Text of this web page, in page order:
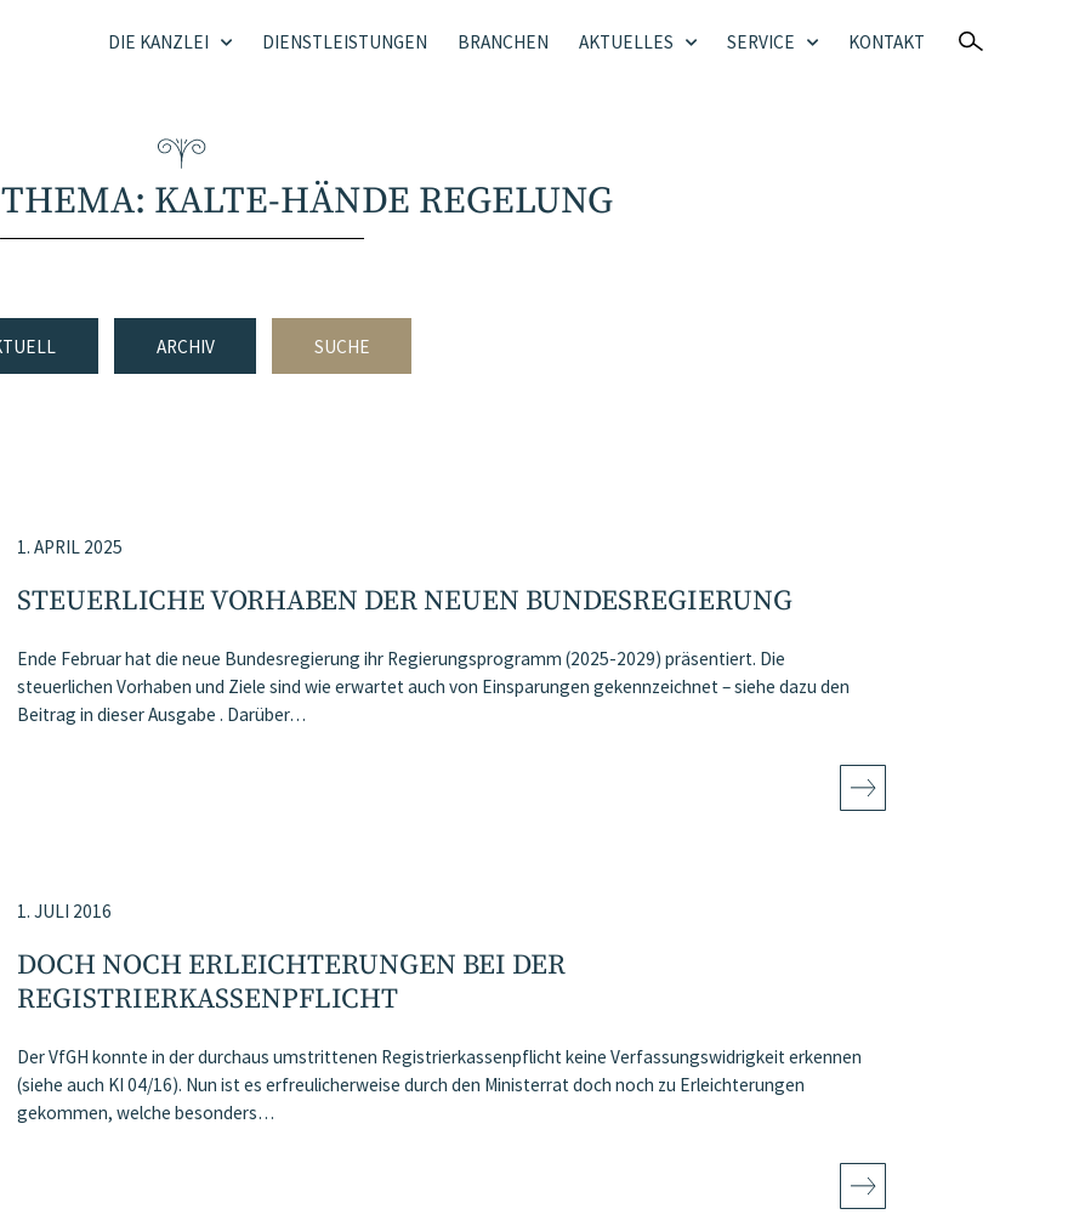
DIE KANZLEI DIENSTLEISTUNGEN BRANCHEN AKTUELLES SERVICE KONTAKT
KALTE-HÄNDE REGELUNG
ARCHIV SUCHE
1. APRIL 2025
STEUERLICHE VORHABEN DER NEUEN BUNDESREGIERUNG
Ende Februar hat die neue Bundesregierung ihr Regierungsprogramm (2025-2029) präsentiert. Die
steuerlichen Vorhaben und Ziele sind wie erwartet auch von Einsparungen gekennzeichnet – siehe dazu den
Beitrag in dieser Ausgabe . Darüber…
1. JULI 2016
DOCH NOCH ERLEICHTERUNGEN BEI DER
REGISTRIERKASSENPFLICHT
Der VfGH konnte in der durchaus umstrittenen Registrierkassenpflicht keine Verfassungswidrigkeit erkennen
(siehe auch KI 04/16). Nun ist es erfreulicherweise durch den Ministerrat doch noch zu Erleichterungen
gekommen, welche besonders…